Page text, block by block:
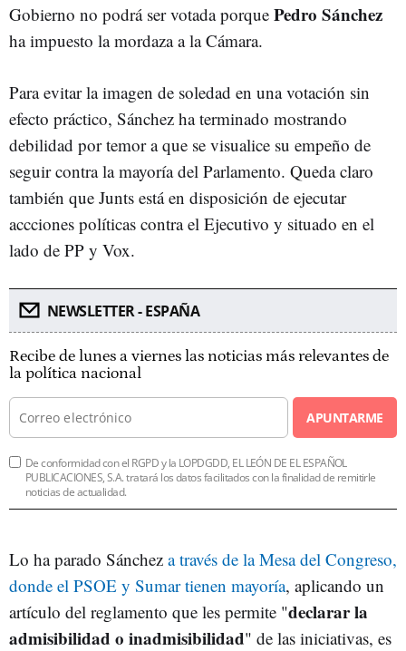
Gobierno no podrá ser votada porque Pedro Sánchez
ha impuesto la mordaza a la Cámara.
Para evitar la imagen de soledad en una votación sin
efecto práctico, Sánchez ha terminado mostrando
debilidad por temor a que se visualice su empeño de
seguir contra la mayoría del Parlamento. Queda claro
también que Junts está en disposición de ejecutar
accciones políticas contra el Ejecutivo y situado en el
lado de PP y Vox.
NEWSLETTER - ESPAÑA
Recibe de lunes a viernes las noticias más relevantes de
la política nacional
APUNTARME
De conformidad con el RGPD y la LOPDGDD, EL LEÓN DE EL ESPAÑOL
PUBLICACIONES, S.A. tratará los datos facilitados con la finalidad de remitirle
noticias de actualidad.
Lo ha parado Sánchez a través de la Mesa del Congreso,
donde el PSOE y Sumar tienen mayoría, aplicando un
artículo del reglamento que les permite "declarar la
admisibilidad o inadmisibilidad" de las iniciativas, es